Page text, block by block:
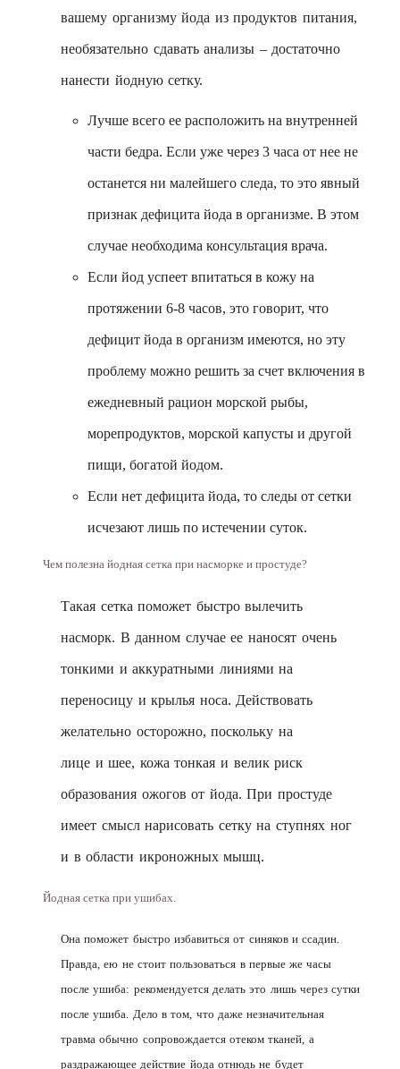
вашему организму йода из продуктов питания,
необязательно сдавать анализы – достаточно
нанести йодную сетку.
Лучше всего ее расположить на внутренней
части бедра. Если уже через 3 часа от нее не
останется ни малейшего следа, то это явный
признак дефицита йода в организме. В этом
случае необходима консультация врача.
Если йод успеет впитаться в кожу на
протяжении 6-8 часов, это говорит, что
дефицит йода в организм имеются, но эту
проблему можно решить за счет включения в
ежедневный рацион морской рыбы,
морепродуктов, морской капусты и другой
пищи, богатой йодом.
Если нет дефицита йода, то следы от сетки
исчезают лишь по истечении суток.
Чем полезна йодная сетка при насморке и простуде?
Такая сетка поможет быстро вылечить
насморк. В данном случае ее наносят очень
тонкими и аккуратными линиями на
переносицу и крылья носа. Действовать
желательно осторожно, поскольку на
лице и шее, кожа тонкая и велик риск
образования ожогов от йода. При простуде
имеет смысл нарисовать сетку на ступнях ног
и в области икроножных мышц.
Йодная сетка при ушибах.
Она поможет быстро избавиться от синяков и ссадин.
Правда, ею не стоит пользоваться в первые же часы
после ушиба: рекомендуется делать это лишь через сутки
после ушиба. Дело в том, что даже незначительная
травма обычно сопровождается отеком тканей, а
раздражающее действие йода отнюдь не будет